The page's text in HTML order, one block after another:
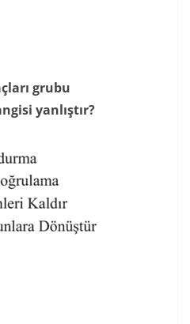
grubu
yanlıştır?